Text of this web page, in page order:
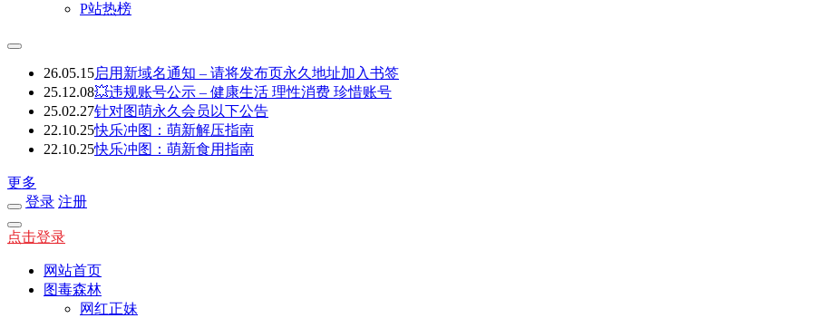
P站热榜
26.05.15启用新域名通知 – 请将发布页永久地址加入书签
25.12.08💥违规账号公示 – 健康生活 理性消费 珍惜账号
25.02.27针对图萌永久会员以下公告
22.10.25快乐冲图：萌新解压指南
22.10.25快乐冲图：萌新食用指南
更多
登录 注册
点击登录
网站首页
图毒森林
网红正妹